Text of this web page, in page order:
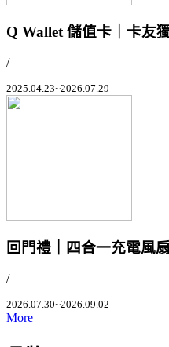
Q Wallet 儲值卡｜卡友
/
2025.04.23~2026.07.29
回門禮｜四合一充電風扇
/
2026.07.30~2026.09.02
More